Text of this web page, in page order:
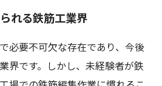
れる鉄筋工業界
必要不可欠な存在であり、今後
界です。しかし、未経験者が鉄